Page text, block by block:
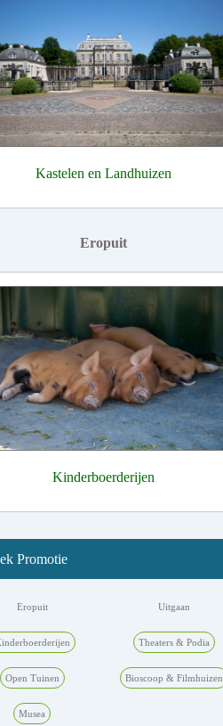
Kastelen en Landhuizen
Eropuit
Kinderboerderijen
Promotie
Eropuit
Open Tuinen
Musea
Uitgaan
Theaters & Podia
Bioscoop & Filmhuizen